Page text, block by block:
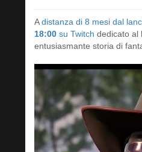
Adistanza di 8 mesi dal
18:00 su Twitch dedicato al
entusiasmante storia di